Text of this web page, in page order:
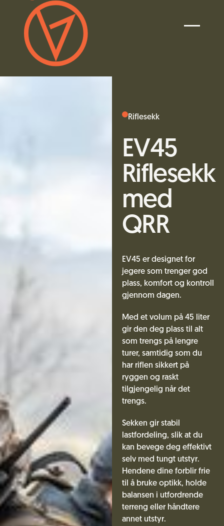
Riflesekk
EV45
Riflesekk
med
QRR
EV45 er designet for
jegere som trenger god
plass, komfort og kontroll
gjennom dagen.
Med et volum på 45 liter
gir den deg plass til alt
som trengs på lengre
turer, samtidig som du
har riflen sikkert på
ryggen og raskt
tilgjengelig når det
trengs.
Sekken gir stabil
lastfordeling, slik at du
kan bevege deg effektivt
selv med tungt utstyr.
Hendene dine forblir frie
til å bruke optikk, holde
balansen i utfordrende
terreng eller håndtere
annet utstyr.